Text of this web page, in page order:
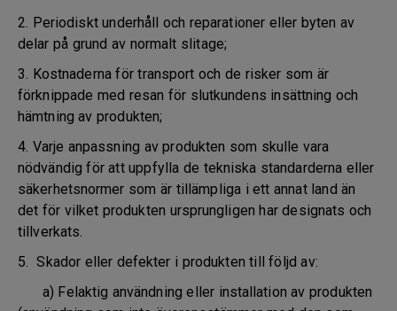
2. Periodiskt underhåll och reparationer eller byten av
delar på grund av normalt slitage;
3. Kostnaderna för transport och de risker som är
förknippade med resan för slutkundens insättning och
hämtning av produkten;
4. Varje anpassning av produkten som skulle vara
nödvändig för att uppfylla de tekniska standarderna eller
säkerhetsnormer som är tillämpliga i ett annat land än
det för vilket produkten ursprungligen har designats och
tillverkats.
5. Skador eller defekter i produkten till följd av:
a) Felaktig användning eller installation av produkten